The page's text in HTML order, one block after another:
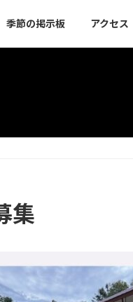
季節の掲示板 アクセス
集